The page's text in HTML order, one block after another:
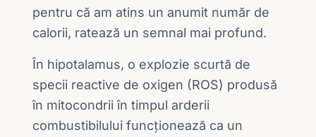
pentru că am atins un anumit număr de
calorii, ratează un semnal mai profund.
În hipotalamus, o explozie scurtă de
specii reactive de oxigen (ROS) produsă
în mitocondrii în timpul arderii
combustibilului funcționează ca un